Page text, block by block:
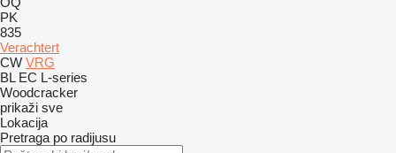
PK
835
Verachtert
CW VRG
BL EC L-series
Woodcracker
prikaži sve
Lokacija
Pretraga po radijusu